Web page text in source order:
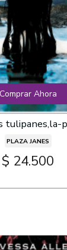
Comprar Ahora
tulipanes,la-
PLAZA JANES
$ 24.500